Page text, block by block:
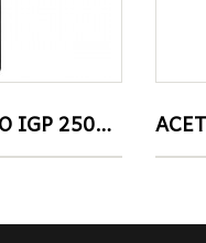
ACETO BALSAMICO IGP 250ml DE NIGRIS